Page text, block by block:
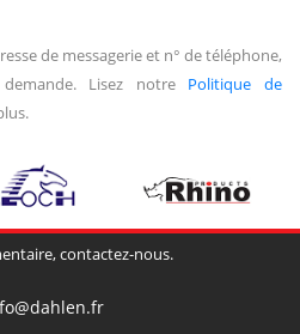
de messagerie et n° de téléphone,
Lisez notre Politique de
contactez-nous.